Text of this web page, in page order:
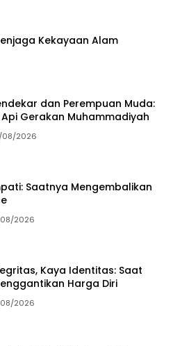
Kekayaan Alam
dan Perempuan Muda:
Gerakan Muhammadiyah
08/2026
Saatnya Mengembalikan
2026
Kaya Identitas: Saat
Harga Diri
2026